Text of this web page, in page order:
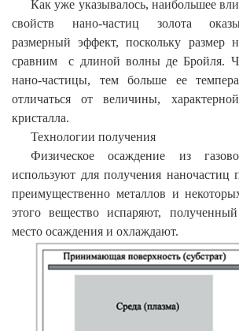
Как уже указывалось, наибольшее
свойств нано-частиц золота
размерный эффект, поскольку размер
сравним с длиной волны де Бройля.
нано-частицы, тем больше ее
отличаться от величины,
кристалла.
Технологии получения
Физическое осаждение из
используют для получения наночастиц
преимущественно металлов и
этого вещество испаряют,
место осаждения и охлаждают.